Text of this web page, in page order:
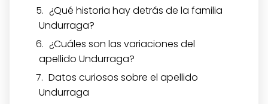
¿Qué historia hay detrás de la familia
Undurraga?
¿Cuáles son las variaciones del
apellido Undurraga?
Datos curiosos sobre el apellido
Undurraga